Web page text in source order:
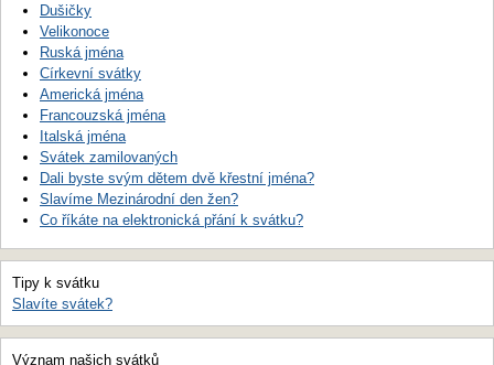
Dušičky
Velikonoce
Ruská jména
Církevní svátky
Americká jména
Francouzská jména
Italská jména
Svátek zamilovaných
Dali byste svým dětem dvě křestní jména?
Slavíme Mezinárodní den žen?
Co říkáte na elektronická přání k svátku?
Tipy k svátku
Slavíte svátek?
Význam našich svátků